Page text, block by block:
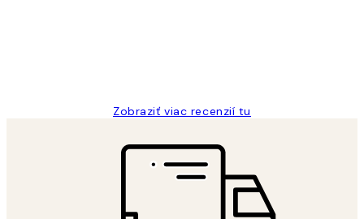
Zobraziť viac recenzií tu